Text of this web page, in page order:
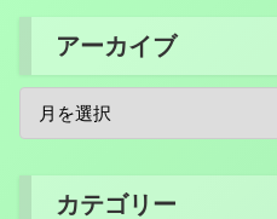
アーカイブ
カテゴリー